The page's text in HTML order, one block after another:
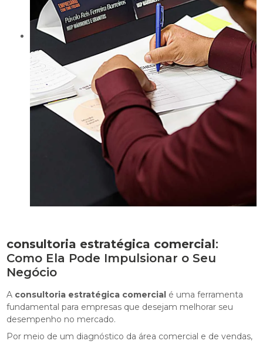
consultoria estratégica comercial:
Como Ela Pode Impulsionar o Seu
Negócio
A consultoria estratégica comercial é uma ferramenta
fundamental para empresas que desejam melhorar seu
desempenho no mercado.
Por meio de um diagnóstico da área comercial e de vendas,